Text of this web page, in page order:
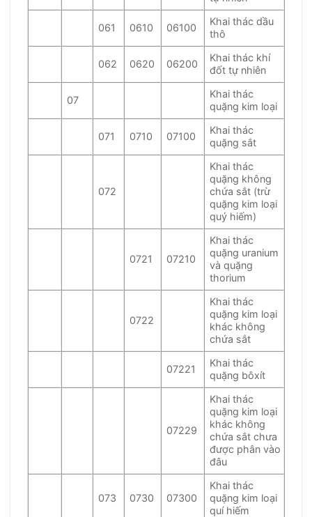
061 0610 06100
Khai thác dầu
thô
062 0620 06200
Khai thác khí
đốt tự nhiên
07
Khai thác
quặng kim loại
071 0710 07100
Khai thác
quặng sắt
072
Khai thác
quặng không
chứa sắt (trừ
quặng kim loại
quý hiếm)
0721 07210
Khai thác
quặng uranium
và quặng
thorium
0722
Khai thác
quặng kim loại
khác không
chứa sắt
07221
Khai thác
quặng bôxít
07229
Khai thác
quặng kim loại
khác không
chứa sắt chưa
được phân vào
đâu
073 0730 07300
Khai thác
quặng kim loại
quí hiếm